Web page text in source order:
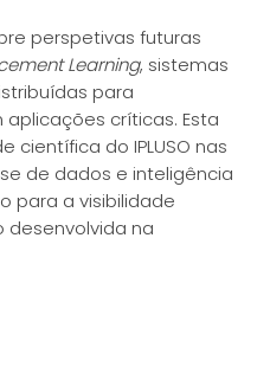
perspetivas futuras
Learning, sistemas
para
críticas. Esta
do IPLUSO nas
de dados e inteligência
para a visibilidade
desenvolvida na